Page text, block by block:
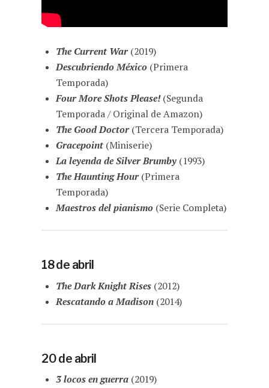
The Current War (2019)
Descubriendo México(Primera
Temporada)
Four More Shots Please!(Segunda
Temporada / Original de Amazon)
The Good Doctor(Tercera Temporada)
Gracepoint(Miniserie)
La leyenda de Silver Brumby(1993)
The Haunting Hour(Primera
Temporada)
Maestros del pianismo(Serie Completa)
18 de abril
The Dark Knight Rises(2012)
Rescatando a Madison(2014)
20 de abril
3 locos en guerra(2019)